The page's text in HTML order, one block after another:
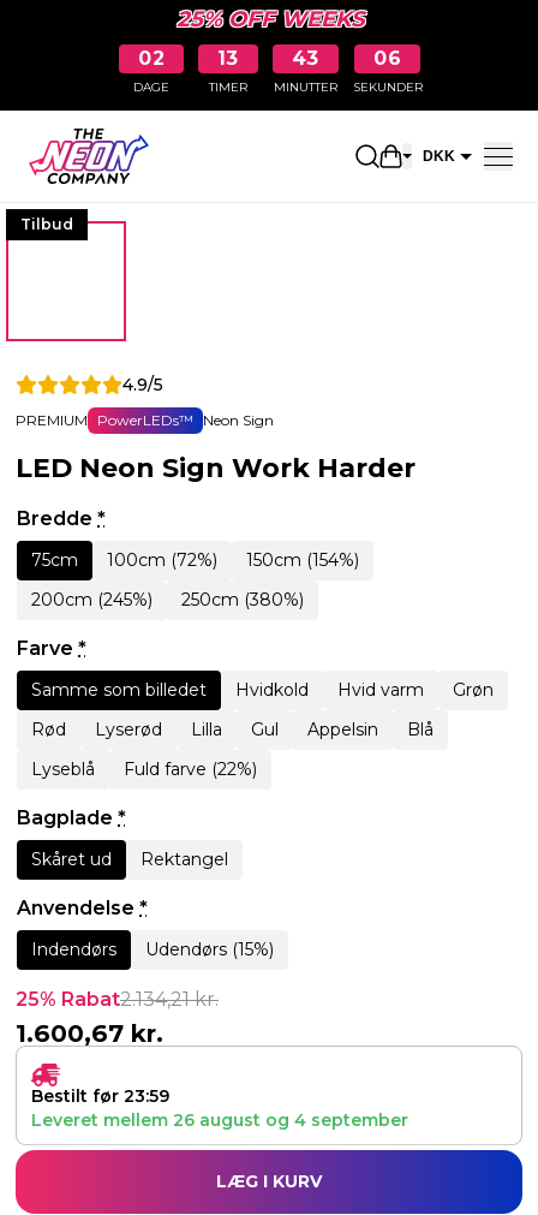
25% OFF WEEKS
02
DAGE
13
TIMER
43
MINUTTER
06
SEKUNDER
Åbn DKK
Tilbud
4.9/5
PREMIUM PowerLEDs™ Neon Sign
LED Neon Sign Work Harder
Bredde *
75cm 100cm (72%)
150cm (154%)
200cm (245%)
250cm (380%)
Farve *
Samme som billedet Hvidkold Hvid varm
Grøn
Rød
Lyserød Lilla Gul Appelsin
Blå
Lyseblå
Fuld farve (22%)
Bagplade *
Skåret ud Rektangel
Anvendelse *
Indendørs Udendørs (15%)
25% Rabat2.134,21kr.
1.600,67 kr.
Bestilt før 23:59
Leveret mellem 26 august og 4 september
LÆG I KURV